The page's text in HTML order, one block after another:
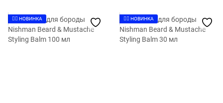
👉🏻 НОВИНКА 👉🏻 НОВИНКА